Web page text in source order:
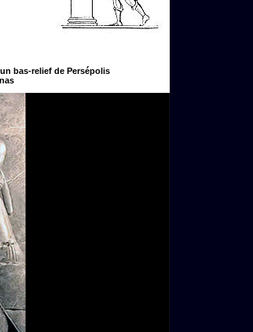
bas-relief de Persépolis